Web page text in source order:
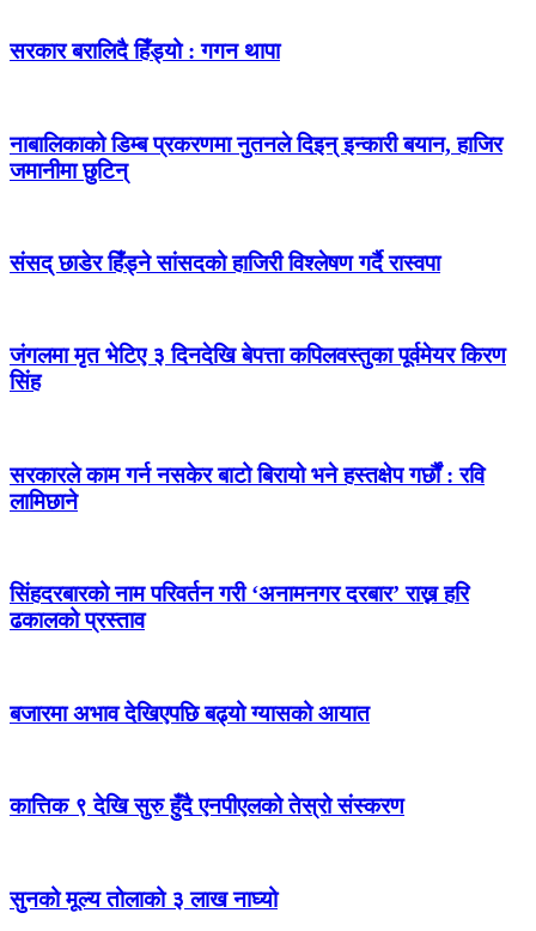
सरकार बरालिदै हिँड्यो : गगन थापा
नाबालिकाको डिम्ब प्रकरणमा नुतनले दिइन् इन्कारी बयान, हाजिर
जमानीमा छुटिन्
संसद् छाडेर हिँड्ने सांसदको हाजिरी विश्लेषण गर्दै रास्वपा
जंगलमा मृत भेटिए ३ दिनदेखि बेपत्ता कपिलवस्तुका पूर्वमेयर किरण
सिंह
सरकारले काम गर्न नसकेर बाटो बिरायो भने हस्तक्षेप गर्छौं : रवि
लामिछाने
सिंहदरबारको नाम परिवर्तन गरी ‘अनामनगर दरबार’ राख्न हरि
ढकालको प्रस्ताव
बजारमा अभाव देखिएपछि बढ्यो ग्यासको आयात
कात्तिक ९ देखि सुरु हुँदै एनपीएलको तेस्रो संस्करण
सुनको मूल्य तोलाको ३ लाख नाघ्यो